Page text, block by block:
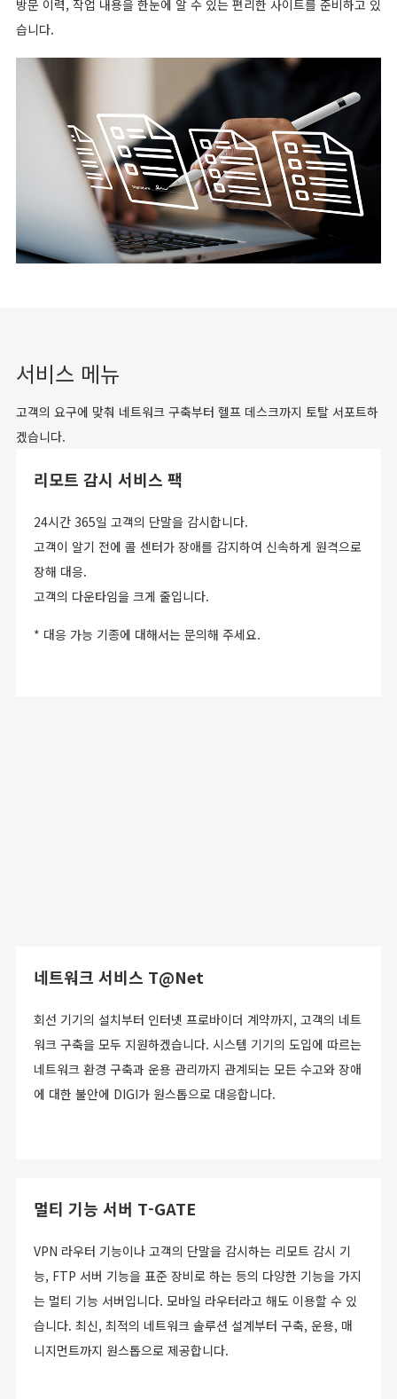
방문 이력, 작업 내용을 한눈에 알 수 있는 편리한 사이트를 준비하고 있
습니다.
서비스 메뉴
고객의 요구에 맞춰 네트워크 구축부터 헬프 데스크까지 토탈 서포트하
겠습니다.
리모트 감시 서비스 팩
24시간 365일 고객의 단말을 감시합니다.
고객이 알기 전에 콜 센터가 장애를 감지하여 신속하게 원격으로
장해 대응.
고객의 다운타임을 크게 줄입니다.
대응 가능 기종에 대해서는 문의해 주세요.
네트워크 서비스 T@Net
회선 기기의 설치부터 인터넷 프로바이더 계약까지, 고객의 네트
워크 구축을 모두 지원하겠습니다. 시스템 기기의 도입에 따르는
네트워크 환경 구축과 운용 관리까지 관계되는 모든 수고와 장애
에 대한 불안에 DIGI가 원스톱으로 대응합니다.
멀티 기능 서버 T-GATE
VPN 라우터 기능이나 고객의 단말을 감시하는 리모트 감시 기
능, FTP 서버 기능을 표준 장비로 하는 등의 다양한 기능을 가지
는 멀티 기능 서버입니다. 모바일 라우터라고 해도 이용할 수 있
습니다. 최신, 최적의 네트워크 솔루션 설계부터 구축, 운용, 매
니지먼트까지 원스톱으로 제공합니다.